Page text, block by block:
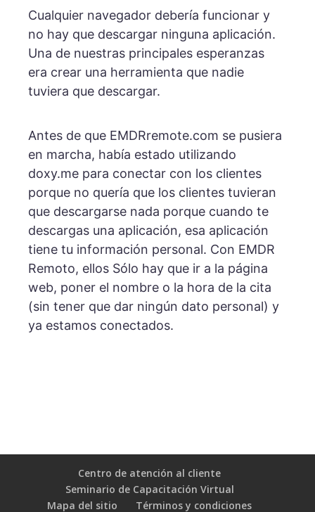
Cualquier navegador debería funcionar y
no hay que descargar ninguna aplicación.
Una de nuestras principales esperanzas
era crear una herramienta que nadie
tuviera que descargar.
Antes de que EMDRremote.com se pusiera
en marcha, había estado utilizando
doxy.me para conectar con los clientes
porque no quería que los clientes tuvieran
que descargarse nada porque cuando te
descargas una aplicación, esa aplicación
tiene tu información personal. Con EMDR
Remoto, ellos Sólo hay que ir a la página
web, poner el nombre o la hora de la cita
(sin tener que dar ningún dato personal) y
ya estamos conectados.
Centro de atención al cliente
Seminario de Capacitación Virtual
Mapa del sitio
Términos y condiciones